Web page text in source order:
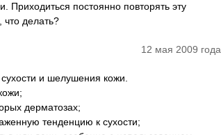
Приходиться постоянно повторять эту
делать?
12 мая 2009 года
и шелушения кожи.
дерматозах;
тенденцию к сухости;